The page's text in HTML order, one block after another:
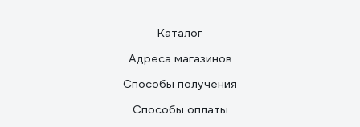
Каталог
Адреса магазинов
Способы получения
Способы оплаты